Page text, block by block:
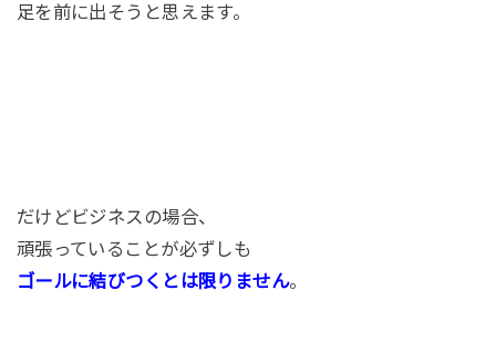
足を前に出そうと思えます。
だけどビジネスの場合、
頑張っていることが必ずしも
ゴールに結びつくとは限りません。